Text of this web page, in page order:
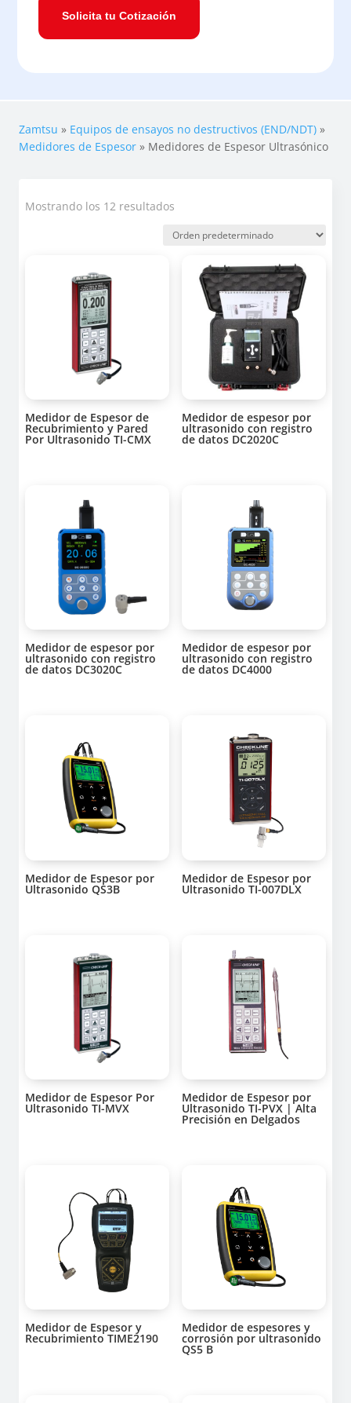
Solicita tu Cotización
Zamtsu » Equipos de ensayos no destructivos (END/NDT) »
Medidores de Espesor » Medidores de Espesor Ultrasónico
Mostrando los 12 resultados
Medidor de Espesor de
Recubrimiento y Pared
Por Ultrasonido TI-CMX
Medidor de espesor por
ultrasonido con registro
de datos DC2020C
Medidor de espesor por
ultrasonido con registro
de datos DC3020C
Medidor de espesor por
ultrasonido con registro
de datos DC4000
Medidor de Espesor por
Ultrasonido QS3B
Medidor de Espesor por
Ultrasonido TI-007DLX
Medidor de Espesor Por
Ultrasonido TI-MVX
Medidor de Espesor por
Ultrasonido TI-PVX | Alta
Precisión en Delgados
Medidor de Espesor y
Recubrimiento TIME2190
Medidor de espesores y
corrosión por ultrasonido
QS5 B